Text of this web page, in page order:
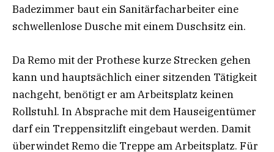
Badezimmer baut ein Sanitärfacharbeiter eine
schwellenlose Dusche mit einem Duschsitz ein.
Da Remo mit der Prothese kurze Strecken gehen
kann und hauptsächlich einer sitzenden Tätigkeit
nachgeht, benötigt er am Arbeitsplatz keinen
Rollstuhl. In Absprache mit dem Hauseigentümer
darf ein Treppensitzlift eingebaut werden. Damit
überwindet Remo die Treppe am Arbeitsplatz. Für